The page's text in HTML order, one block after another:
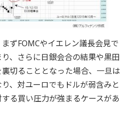
ずFOMCやイエレン議長会見で
、さらに日銀会合の結果や黒田
切ることとなった場合、一旦は
、対ユーロでもドルが弱含みと
る買い圧力が強まるケースがあ